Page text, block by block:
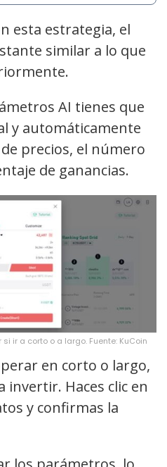
esta estrategia, el
similar a lo que
AI tienes que
y automáticamente
precios, el número
de ganancias.
ir a corto o a largo. Fuente: KuCoin
en corto o largo,
invertir. Haces clic en
y confirmas la